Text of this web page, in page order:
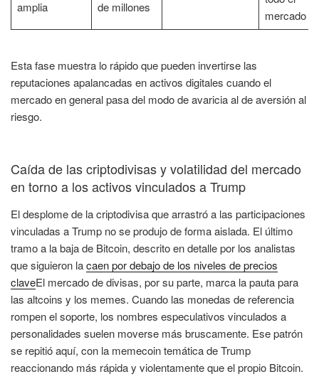
amplia de millones
mercado
Esta fase muestra lo rápido que pueden invertirse las
reputaciones apalancadas en activos digitales cuando el
mercado en general pasa del modo de avaricia al de aversión al
riesgo.
Caída de las criptodivisas y volatilidad del mercado
en torno a los activos vinculados a Trump
El desplome de la criptodivisa que arrastró a las participaciones
vinculadas a Trump no se produjo de forma aislada. El último
tramo a la baja de Bitcoin, descrito en detalle por los analistas
que siguieron lacaen por debajo de los niveles de precios
claveEl mercado de divisas, por su parte, marca la pauta para
las altcoins y los memes. Cuando las monedas de referencia
rompen el soporte, los nombres especulativos vinculados a
personalidades suelen moverse más bruscamente. Ese patrón
se repitió aquí, con la memecoin temática de Trump
reaccionando más rápida y violentamente que el propio Bitcoin.